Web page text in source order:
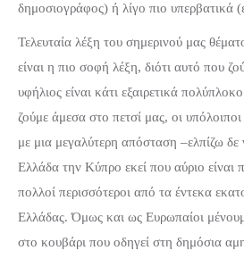
δημοσιογράφος) ή λίγο πιο υπερβατικά
Τελευταία λέξη του σημερινού μας
είναι η πιο σοφή λέξη, διότι αυτό που
υφήλιος είναι κάτι εξαιρετικά
ζούμε άμεσα στο πετσί μας, οι
με μια μεγαλύτερη απόσταση –ελπίζω
Ελλάδα την Κύπρο εκεί που αύριο είναι
πολλοί περισσότεροι από τα έντεκα
Ελλάδας. Όμως και ως Ευρωπαίοι
στο κουβάρι που οδηγεί στη δημόσια